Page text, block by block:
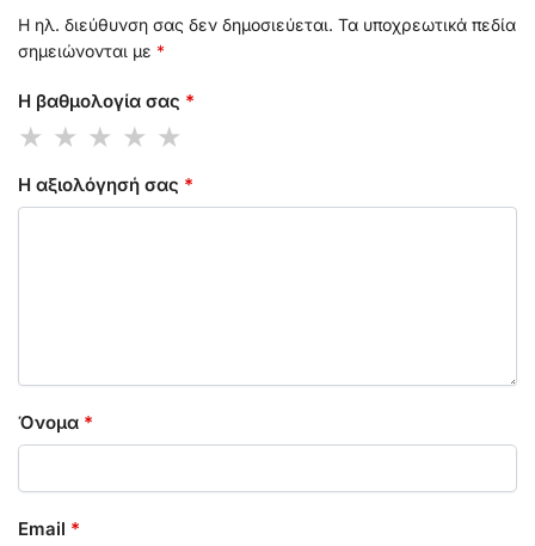
Η ηλ. διεύθυνση σας δεν δημοσιεύεται. Τα υποχρεωτικά πεδία
σημειώνονται με *
Η βαθμολογία σας *
Η αξιολόγησή σας *
Όνομα *
Email *